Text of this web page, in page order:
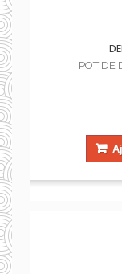
POT DE